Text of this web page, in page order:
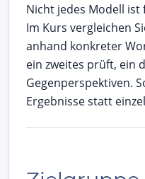
Nicht jedes Modell ist
Im Kurs vergleichen
anhand konkreter
ein zweites prüft, ein
Gegenperspektiven.
Ergebnisse statt